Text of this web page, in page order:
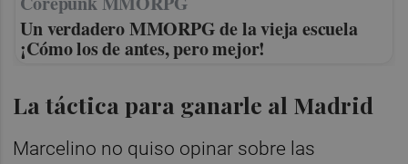
Un verdadero MMORPG de la vieja escuela
¡Cómo los de antes, pero mejor!
La táctica para ganarle al Madrid
Marcelino no quiso opinar sobre las